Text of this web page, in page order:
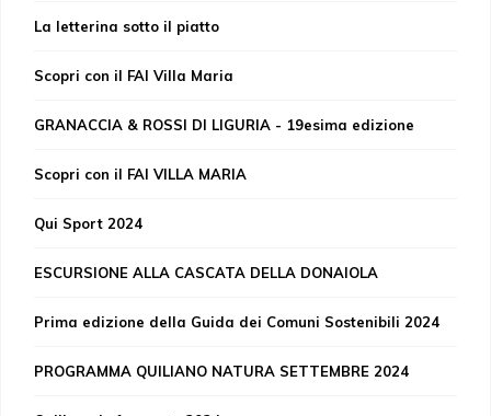
La letterina sotto il piatto
Scopri con il FAI Villa Maria
GRANACCIA & ROSSI DI LIGURIA - 19esima edizione
Scopri con il FAI VILLA MARIA
Qui Sport 2024
ESCURSIONE ALLA CASCATA DELLA DONAIOLA
Prima edizione della Guida dei Comuni Sostenibili 2024
PROGRAMMA QUILIANO NATURA SETTEMBRE 2024